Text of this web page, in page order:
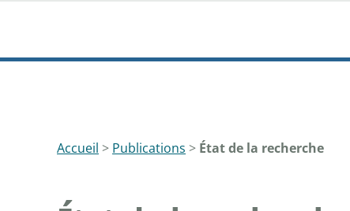
Accueil > Publications > État de la recherche